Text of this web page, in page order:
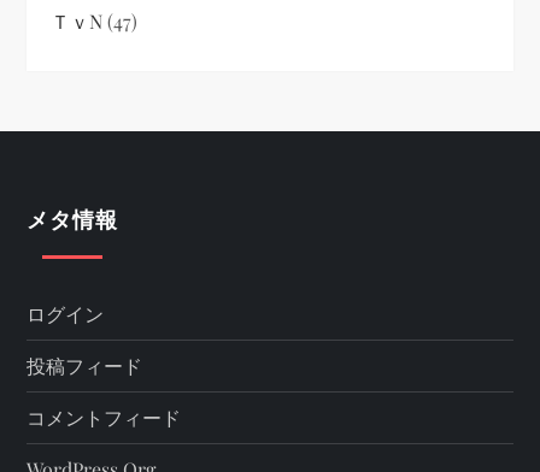
ＴｖN(47)
メタ情報
ログイン
投稿フィード
コメントフィード